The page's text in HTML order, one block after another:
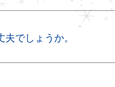
でしょうか。